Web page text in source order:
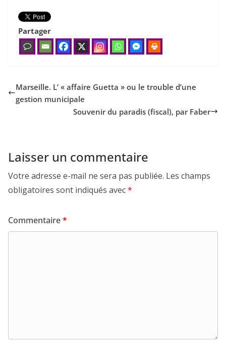
Partager
Marseille. L’ « affaire Guetta » ou le trouble d’une
gestion municipale
Souvenir du paradis (fiscal), par Faber
Laisser un commentaire
Votre adresse e-mail ne sera pas publiée. Les champs
obligatoires sont indiqués avec*
Commentaire*